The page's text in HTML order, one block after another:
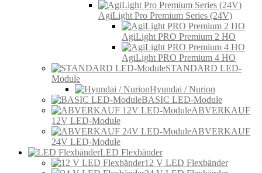
AgiLight Pro Premium Series (24V)
AgiLight PRO Premium 2 HO
AgiLight PRO Premium 4 HO
STANDARD LED-
Module
Hyundai / Nurion
BASIC LED-Module
ABVERKAUF
12V LED-Module
ABVERKAUF
24V LED-Module
LED Flexbänder
12 V LED Flexbänder